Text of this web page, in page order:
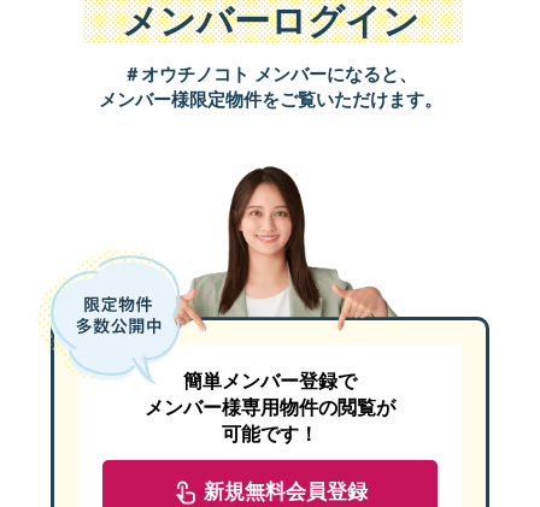
メンバーログイン
＃オウチノコト メンバーになると、
メンバー様限定物件をご覧いただけます。
簡単メンバー登録で
メンバー様専用物件の閲覧が
可能です！
新規無料会員登録